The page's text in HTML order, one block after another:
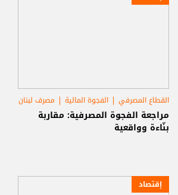
القطاع المصرفي الفجوة المالية مصرف لبنان
مراجعة الفجوة المصرفية: مقاربة
بنّاءة وواقعية
إقتصاد